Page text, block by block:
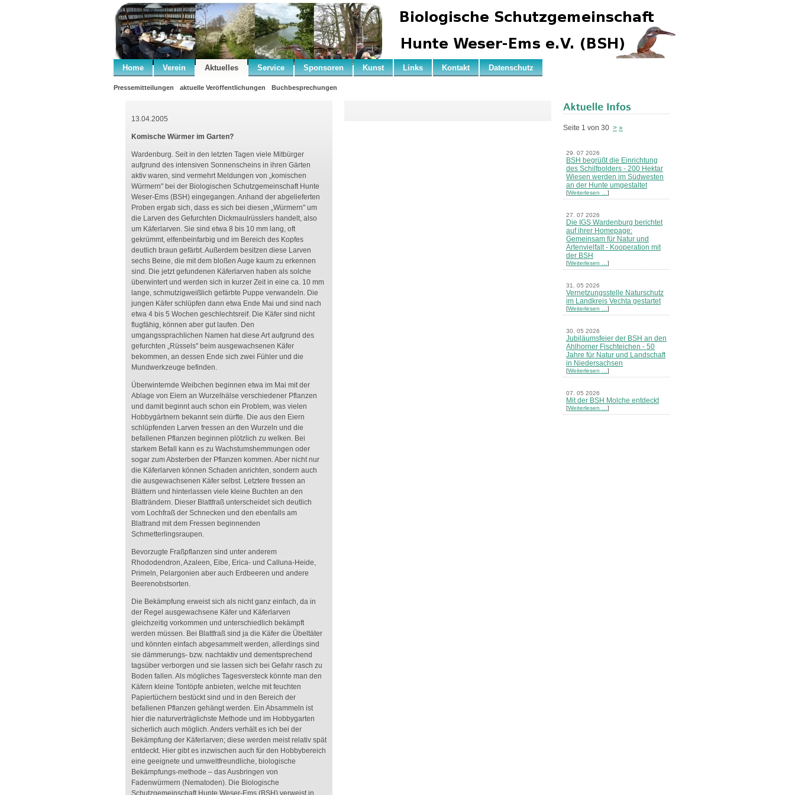
Home Verein Aktuelles Service Sponsoren Kunst Links Kontakt Datenschutz
Pressemitteilungen aktuelle Veröffentlichungen Buchbesprechungen
13.04.2005
Komische Würmer im Garten?
Wardenburg. Seit in den letzten Tagen viele Mitbürger
aufgrund des intensiven Sonnenscheins in ihren Gärten
aktiv waren, sind vermehrt Meldungen von „komischen
Würmern" bei der Biologischen Schutzgemeinschaft Hunte
Weser-Ems (BSH) eingegangen. Anhand der abgelieferten
Proben ergab sich, dass es sich bei diesen „Würmern" um
die Larven des Gefurchten Dickmaulrüsslers handelt, also
um Käferlarven. Sie sind etwa 8 bis 10 mm lang, oft
gekrümmt, elfenbeinfarbig und im Bereich des Kopfes
deutlich braun gefärbt. Außerdem besitzen diese Larven
sechs Beine, die mit dem bloßen Auge kaum zu erkennen
sind. Die jetzt gefundenen Käferlarven haben als solche
überwintert und werden sich in kurzer Zeit in eine ca. 10 mm
lange, schmutzigweißlich gefärbte Puppe verwandeln. Die
jungen Käfer schlüpfen dann etwa Ende Mai und sind nach
etwa 4 bis 5 Wochen geschlechtsreif. Die Käfer sind nicht
flugfähig, können aber gut laufen. Den
umgangssprachlichen Namen hat diese Art aufgrund des
gefurchten „Rüssels" beim ausgewachsenen Käfer
bekommen, an dessen Ende sich zwei Fühler und die
Mundwerkzeuge befinden.
Überwinternde Weibchen beginnen etwa im Mai mit der
Ablage von Eiern an Wurzelhälse verschiedener Pflanzen
und damit beginnt auch schon ein Problem, was vielen
Hobbygärtnern bekannt sein dürfte. Die aus den Eiern
schlüpfenden Larven fressen an den Wurzeln und die
befallenen Pflanzen beginnen plötzlich zu welken. Bei
starkem Befall kann es zu Wachstumshemmungen oder
sogar zum Absterben der Pflanzen kommen. Aber nicht nur
die Käferlarven können Schaden anrichten, sondern auch
die ausgewachsenen Käfer selbst. Letztere fressen an
Blättern und hinterlassen viele kleine Buchten an den
Blatträndern. Dieser Blattfraß unterscheidet sich deutlich
vom Lochfraß der Schnecken und den ebenfalls am
Blattrand mit dem Fressen beginnenden
Schmetterlingsraupen.
Bevorzugte Fraßpflanzen sind unter anderem
Rhododendron, Azaleen, Eibe, Erica- und Calluna-Heide,
Primeln, Pelargonien aber auch Erdbeeren und andere
Beerenobstsorten.
Die Bekämpfung erweist sich als nicht ganz einfach, da in
der Regel ausgewachsene Käfer und Käferlarven
gleichzeitig vorkommen und unterschiedlich bekämpft
werden müssen. Bei Blattfraß sind ja die Käfer die Übeltäter
und könnten einfach abgesammelt werden, allerdings sind
sie dämmerungs- bzw. nachtaktiv und dementsprechend
tagsüber verborgen und sie lassen sich bei Gefahr rasch zu
Boden fallen. Als mögliches Tagesversteck könnte man den
Käfern kleine Tontöpfe anbieten, welche mit feuchten
Papiertüchern bestückt sind und in den Bereich der
befallenen Pflanzen gehängt werden. Ein Absammeln ist
hier die naturverträglichste Methode und im Hobbygarten
sicherlich auch möglich. Anders verhält es ich bei der
Bekämpfung der Käferlarven; diese werden meist relativ spät
entdeckt. Hier gibt es inzwischen auch für den Hobbybereich
eine geeignete und umweltfreundliche, biologische
Bekämpfungs-methode – das Ausbringen von
Fadenwürmern (Nematoden). Die Biologische
Schutzgemeinschaft Hunte Weser-Ems (BSH) verweist in
Seite 1 von 30 > »
29. 07 2026
BSH begrüßt die Einrichtung
des Schilfpolders - 200 Hektar
Wiesen werden im Südwesten
an der Hunte umgestaltet
[Weiterlesen … ]
27. 07 2026
Die IGS Wardenburg berichtet
auf ihrer Homepage:
Gemeinsam für Natur und
Artenvielfalt - Kooperation mit
der BSH
[Weiterlesen … ]
31. 05 2026
Vernetzungsstelle Naturschutz
im Landkreis Vechta gestartet
[Weiterlesen … ]
30. 05 2026
Jubiläumsfeier der BSH an den
Ahlhorner Fischteichen - 50
Jahre für Natur und Landschaft
in Niedersachsen
[Weiterlesen … ]
07. 05 2026
Mit der BSH Molche entdeckt
[Weiterlesen … ]